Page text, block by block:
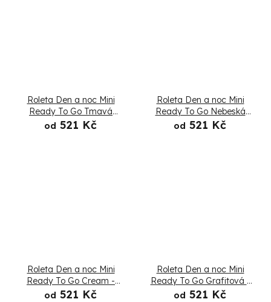
Roleta Den a noc Mini
Ready To Go Tmavá
lněná - Složená
od 521 Kč
Roleta Den a noc Mini
Ready To Go Nebeská
modrá - Složená
od 521 Kč
Roleta Den a noc Mini
Ready To Go Cream -
Složená
od 521 Kč
Roleta Den a noc Mini
Ready To Go Grafitová -
Složená
od 521 Kč